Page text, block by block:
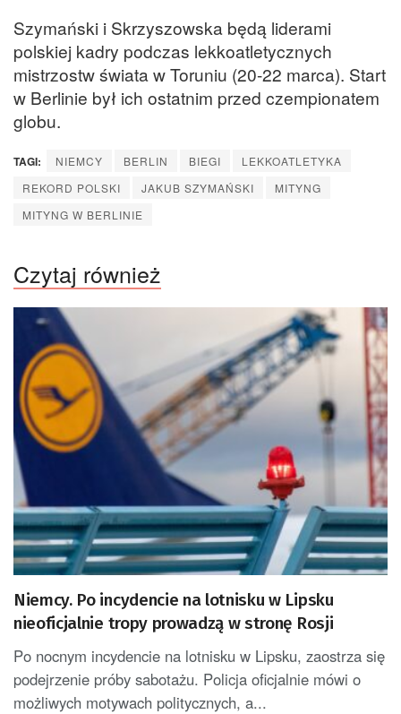
Szymański i Skrzyszowska będą liderami
polskiej kadry podczas lekkoatletycznych
mistrzostw świata w Toruniu (20-22 marca). Start
w Berlinie był ich ostatnim przed czempionatem
globu.
TAGI: NIEMCY BERLIN BIEGI
LEKKOATLETYKA
REKORD POLSKI
JAKUB SZYMAŃSKI
MITYNG
MITYNG W BERLINIE
Czytaj również
Niemcy. Po incydencie na lotnisku w Lipsku
nieoficjalnie tropy prowadzą w stronę Rosji
Po nocnym incydencie na lotnisku w Lipsku, zaostrza się
podejrzenie próby sabotażu. Policja oficjalnie mówi o
możliwych motywach politycznych, a...